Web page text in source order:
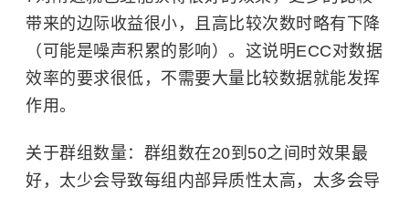
带来的边际收益很小，且高比较次数时略有下降
（可能是噪声积累的影响）。这说明ECC对数据
效率的要求很低，不需要大量比较数据就能发挥
作用。
关于群组数量：群组数在20到50之间时效果最
好，太少会导致每组内部异质性太高，太多会导